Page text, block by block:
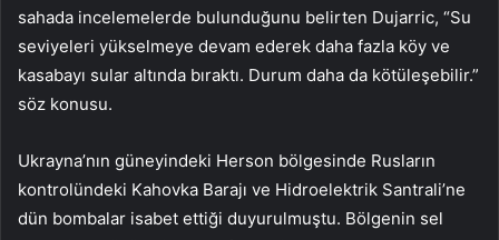
sahada incelemelerde bulunduğunu belirten Dujarric, “Su
seviyeleri yükselmeye devam ederek daha fazla köy ve
kasabayı sular altında bıraktı. Durum daha da kötüleşebilir.”
söz konusu.
Ukrayna’nın güneyindeki Herson bölgesinde Rusların
kontrolündeki Kahovka Barajı ve Hidroelektrik Santrali’ne
dün bombalar isabet ettiği duyurulmuştu. Bölgenin sel